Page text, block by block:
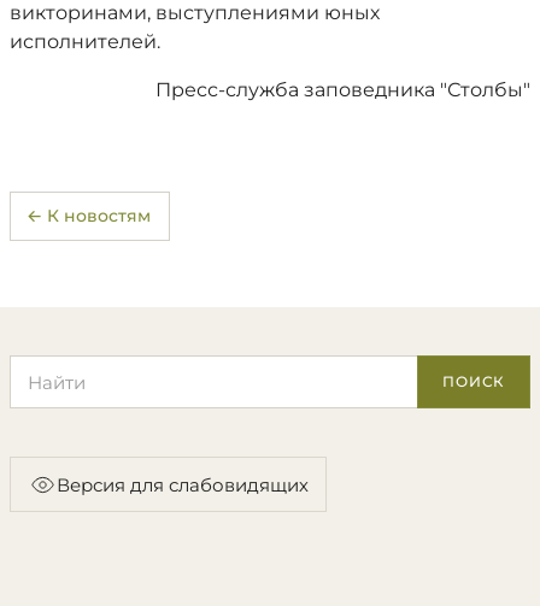
викторинами, выступлениями юных
исполнителей.
Пресс-служба заповедника "Столбы"
← К новостям
ПОИСК
Версия для слабовидящих